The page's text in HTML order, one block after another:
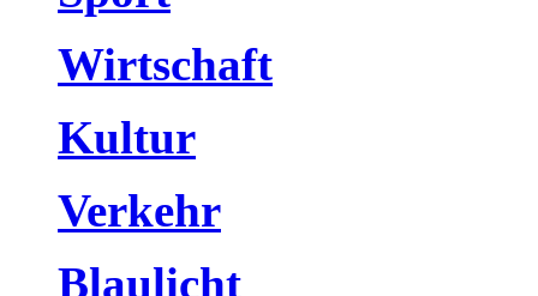
Wirtschaft
Kultur
Verkehr
Blaulicht